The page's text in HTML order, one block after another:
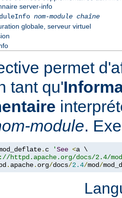
server-info
nom-module chaîne
globale, serveur virtuel
permet
tant qu'
module.
. c 'See <a \
httpd.apache.org/docs/2.4/
. apache. org/docs/2.4/mod/